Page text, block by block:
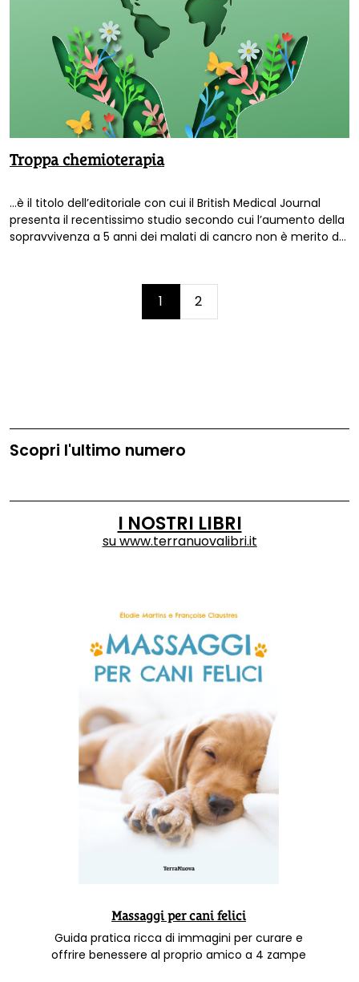
Troppa chemioterapia
…è il titolo dell’editoriale con cui il British Medical Journal
presenta il recentissimo studio secondo cui l’aumento della
sopravvivenza a 5 anni dei malati di cancro non è merito dei
Page
navigation
Current
1 Page
2
Scopri l'ultimo numero
I NOSTRI LIBRI
suwww.terranuovalibri.it
Massaggi per cani felici
Guida pratica ricca di immagini per curare e
offrire benessere al proprio amico a 4 zampe